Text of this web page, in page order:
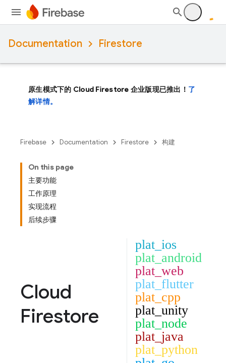
Documentation Firestore
原生模式下的 Cloud Firestore 企业版现已推出！ 了
解详情。
Firebase Documentation Firestore 构建
On this page
主要功能
工作原理
实现流程
后续步骤
Cloud
Firestore
plat_ios
plat_android
plat_web
plat_flutter
plat_cpp
plat_unity
plat_node
plat_java
plat_python